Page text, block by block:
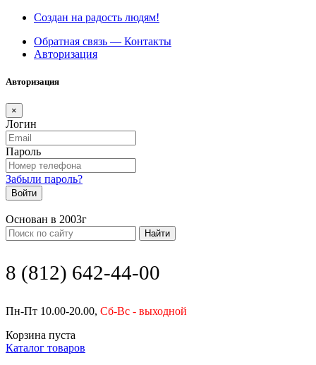
Создан на радость людям!
Обратная связь — Контакты
Авторизация
Авторизация
×
Логин
Пароль
Забыли пароль?
Войти
Основан в 2003г
Найти
8 (812) 642-44-00
Пн-Пт 10.00-20.00, Сб-Вс - выходной
Корзина пуста
Каталог товаров